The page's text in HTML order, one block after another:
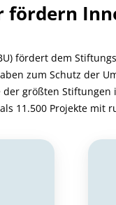
fördern
fördert dem
zum Schutz der
größten
11.500 Projekte